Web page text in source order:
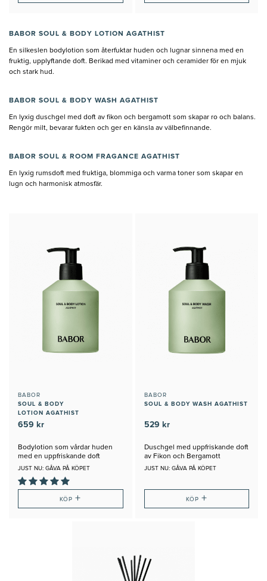
BABOR SOUL & BODY LOTION AGATHIST
En silkeslen bodylotion som återfuktar huden och lugnar sinnena med en
fruktig, upplyftande doft. Berikad med vitaminer och ceramider för en mjuk
och stark hud.
BABOR SOUL & BODY WASH AGATHIST
En lyxig duschgel med doft av fikon och bergamott som skapar ro och balans.
Rengör milt, bevarar fukten och ger en känsla av välbefinnande.
BABOR SOUL & ROOM FRAGANCE AGATHIST
En lyxig rumsdoft med fruktiga, blommiga och varma toner som skapar en
lugn och harmonisk atmosfär.
BABOR
SOUL & BODY
LOTION AGATHIST
659 kr
Bodylotion som vårdar huden
med en uppfriskande doft
JUST NU: GÅVA PÅ KÖPET
KÖP+
BABOR
SOUL & BODY WASH AGATHIST
529 kr
Duschgel med uppfriskande doft
av Fikon och Bergamott
JUST NU: GÅVA PÅ KÖPET
KÖP +